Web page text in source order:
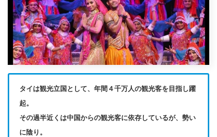
タイは観光立国として、年間４千万人の観光客を目指し躍
起。
その過半近くは中国からの観光客に依存しているが、勢い
に陰り。